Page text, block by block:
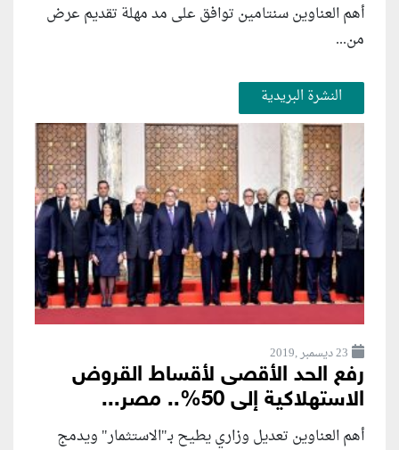
أهم العناوين سنتامين توافق على مد مهلة تقديم عرض
من...
النشرة البريدية
23 ديسمبر ,2019
رفع الحد الأقصى لأقساط القروض
الاستهلاكية إلى 50%.. مصر...
أهم العناوين تعديل وزاري يطيح بـ"الاستثمار" ويدمج